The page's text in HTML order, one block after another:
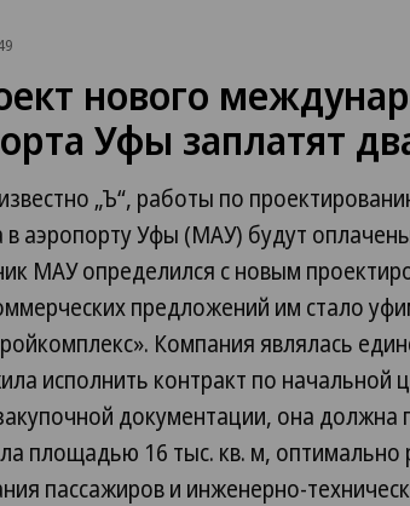
нового
Уфы заплатят
„Ъ“, работы по
в аэропорту Уфы (МАУ) будут
МАУ определился с новым
предложений им стало
Компания являлась
исполнить контракт по начальной
документации, она должна
площадью 16 тыс. кв. м,
пассажиров и инженерно-